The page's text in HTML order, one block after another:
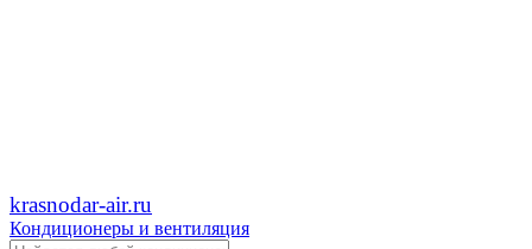
krasnodar-air.ru
Кондиционеры и вентиляция